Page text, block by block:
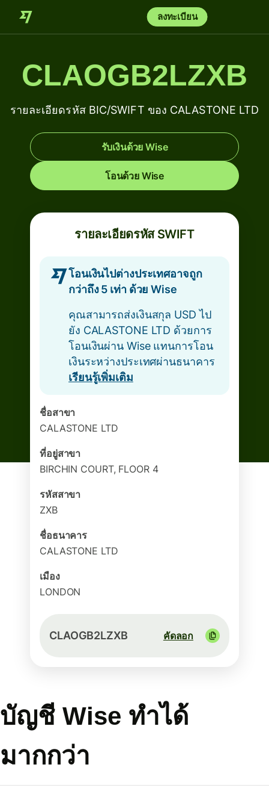
ลงทะเบียน
CLAOGB2LZXB
รายละเอียดรหัส BIC/SWIFT ของ CALASTONE LTD
รับเงินด้วย Wise
โอนด้วย Wise
รายละเอียดรหัส SWIFT
โอนเงินไปต่างประเทศอาจถูก
กว่าถึง 5 เท่า ด้วย Wise
คุณสามารถส่งเงินสกุล USD ไป
ยัง CALASTONE LTD ด้วยการ
โอนเงินผ่าน Wise แทนการโอน
เงินระหว่างประเทศผ่านธนาคาร
เรียนรู้เพิ่มเติม
ชื่อสาขา
CALASTONE LTD
ที่อยู่สาขา
BIRCHIN COURT, FLOOR 4
รหัสสาขา
ZXB
ชื่อธนาคาร
CALASTONE LTD
เมือง
LONDON
CLAOGB2LZXB คัดลอก
บัญชี Wise ทำได้
มากกว่า